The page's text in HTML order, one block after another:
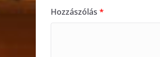
Hozzászólás *